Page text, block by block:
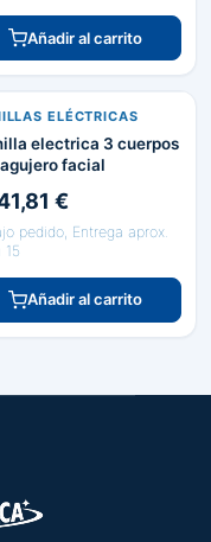
Añadir al carrito
ELÉCTRICAS
electrica 3 cuerpos
facial
€
pedido, Entrega aprox.
15
Añadir al carrito